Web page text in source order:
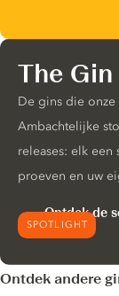
SPOTLIGHT
The Gin
De gins die
Ambachtelijke
releases: elk
proeven en uw
Ontdek de
Ontdek andere